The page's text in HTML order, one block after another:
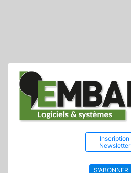
Inscription
Newsletter
S'ABONNER